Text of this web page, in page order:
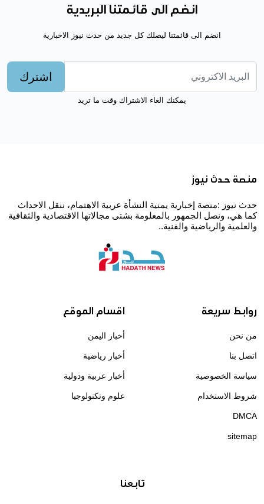
انضم الى قائمتنا البريدية
انضم الى قائمتنا ليصلك كل جديد من حدث نيوز الاخبارية
اشترك
يمكنك الغاء الاشتراك وقت ما تريد
منصة حدث نيوز
حدث نيوز :منصة إخبارية يمنية النشأة عربية الاهتمام، ننقل الاحداث
كما هي، ونصل الجمهور بالمعلومة بشتى مجالاتها الاقتصادية والثقافية
والعلمية والرياضية والفنية..
روابط سريعة
من نحن
اتصل بنا
سياسة الخصوصية
شروط الاستخدام
DMCA
sitemap
اقسام الموقع
أخبار اليمن
أخبار رياضية
أخبار عربية ودولية
علوم وتكنولوجيا
تابعنا